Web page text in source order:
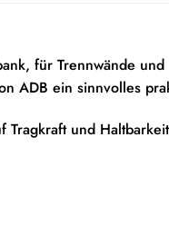
für Trennwände und
ADB ein sinnvolles
Tragkraft und